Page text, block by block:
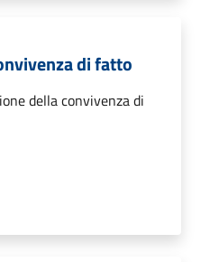
di fatto
della convivenza di